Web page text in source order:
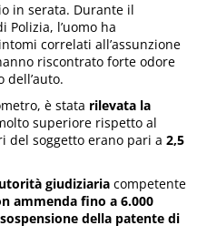
in serata. Durante il
l’uomo ha
correlati all’assunzione
riscontrato forte odore
dell’auto.
è stata rilevata la
superiore rispetto al
del soggetto erano pari a 2,5
giudiziaria competente
ammenda fino a 6.000
sospensione della patente di